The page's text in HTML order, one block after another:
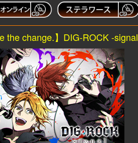
the change.】DIG-ROCK -